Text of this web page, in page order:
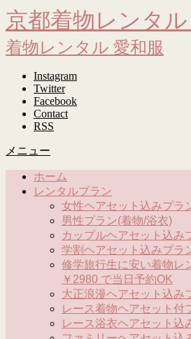
京都着物レンタ
着物レンタル 愛和服
Instagram
Twitter
Facebook
Contact
RSS
メニュー
ホーム
レンタルプラン
女性ヘアセット込みプラ
男性プラン(着物/浴衣)
カップルヘアセット込み
学割ヘアセット込みプラ
修学旅行生に安い着物レ
￥2980 で当日予約OK
大正浪漫ヘアセット込み
レース着物ヘアセット付
レース浴衣ヘアセット込